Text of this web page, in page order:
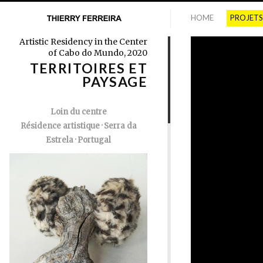
HOME PROJETS
Artistic Residency in the Center
of Cabo do Mundo, 2020
TERRITOIRES ET
PAYSAGE
Loin du centre
Résidence artistique · Serra da
Estrela · Portugal